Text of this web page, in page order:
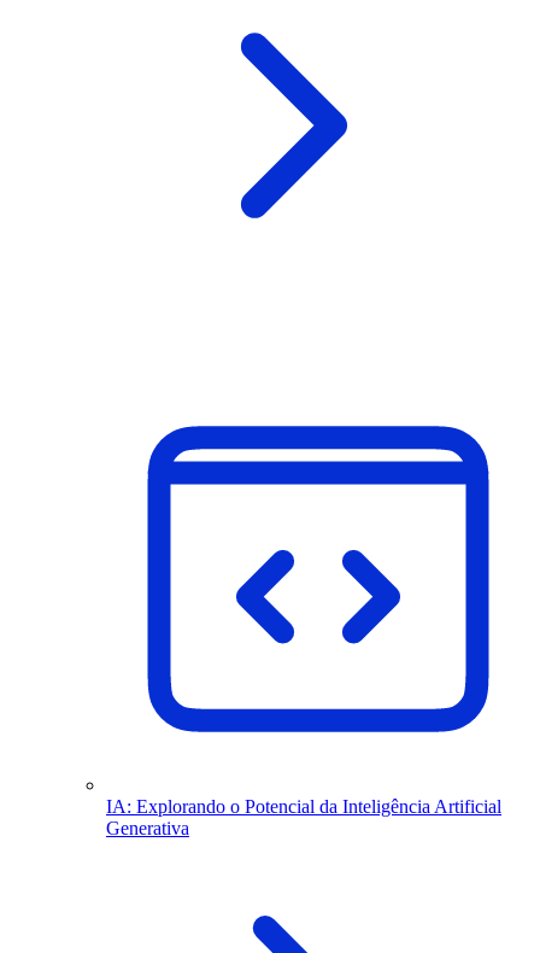
IA: Explorando o Potencial da Inteligência Artificial
Generativa